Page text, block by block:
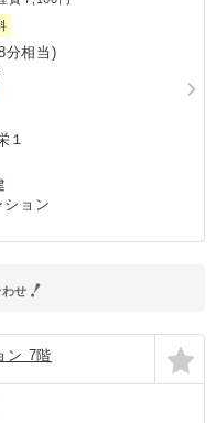
分相当)
１
ョン
せ
ン 7階